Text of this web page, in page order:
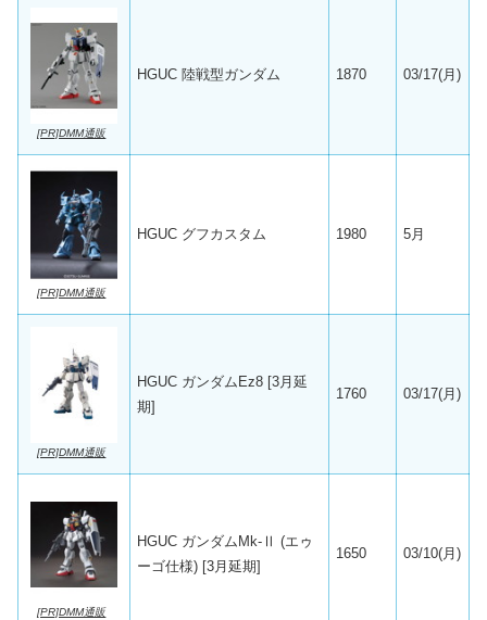
[PR]DMM通販
HGUC 陸戦型ガンダム 1870 03/17(月)
[PR]DMM通販
HGUC グフカスタム 1980 5月
[PR]DMM通販
HGUC ガンダムEz8 [3月延
期]
1760 03/17(月)
[PR]DMM通販
HGUC ガンダムMk-Ⅱ (エゥ
ーゴ仕様) [3月延期]
1650 03/10(月)